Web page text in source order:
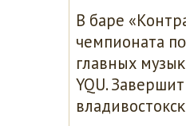
В баре
чемпионата
главных
YQU.